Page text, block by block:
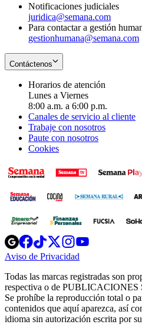
Notificaciones judiciales
juridica@semana.com
Para contactar a gestión
gestionhumana@semana.com
Contáctenos
Horarios de atención
Lunes a Viernes
8:00 a.m. a 6:00 p.m.
Canales de servicio al cliente
Trabaje con nosotros
Paute con nosotros
Cookies
Opens
in
new
Opens
in
new
Opens
in
new
window
Opens
new
windowwindow
Aviso de Privacidad
new
window
Todas las marcas registradas son
respectiva o de
Se prohíbe la reproducción total o
contenidos que aquí aparezca, así
idioma sin autorización escrita por